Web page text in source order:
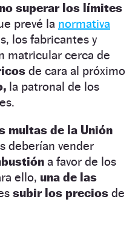
no superar los límites
prevé la normativa
los fabricantes y
matricular cerca de
de cara al próximo
la patronal de los
multas de la Unión
deberían vender
a favor de los
ello, una de las
subir los precios de